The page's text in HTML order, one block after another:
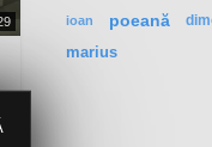
ioan poeană
marius